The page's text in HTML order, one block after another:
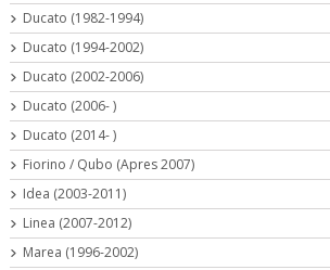
Ducato (1982-1994)
Ducato (1994-2002)
Ducato (2002-2006)
Ducato (2006- )
Ducato (2014- )
Fiorino / Qubo (Apres 2007)
Idea (2003-2011)
Linea (2007-2012)
Marea (1996-2002)